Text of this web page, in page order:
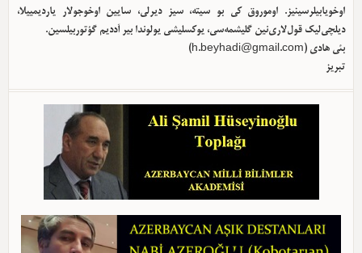
اوخویابیلرسینیز. اوموروق کی بو سیته، سیز دیرلی، سایین اوخوجولار یاردیمییلا،
دیلچی‌لیک قول‌لاری‌نین گلیشمه‌سی، یوکسلیشی یولوندا بیر آددیم گؤتوربیلسین.
بئی هادی (h.beyhadi@gmail.com
)
تبریز